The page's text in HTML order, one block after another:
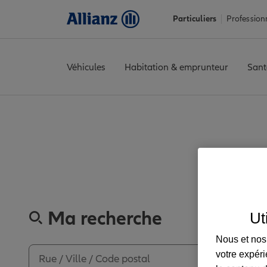
Particuliers
Véhicules Habitation & emprunteur
Ma recherche
Nous et
votre